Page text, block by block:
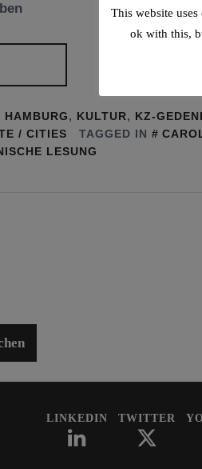
HAMBURG, KULTUR, KZ-
/ CITIES TAGGED IN
LESUNG
LINKEDIN TWITTER
This website
ok with this,